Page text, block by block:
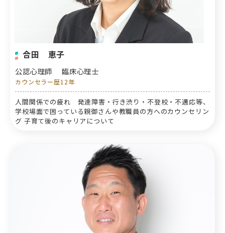
合田 恵子
公認心理師 臨床心理士
カウンセラー歴12年
人間関係での疲れ 発達障害・行き渋り・不登校・不適応等、
学校場面で困っている親御さんや教職員の方へのカウンセリン
グ 子育て後のキャリアについて